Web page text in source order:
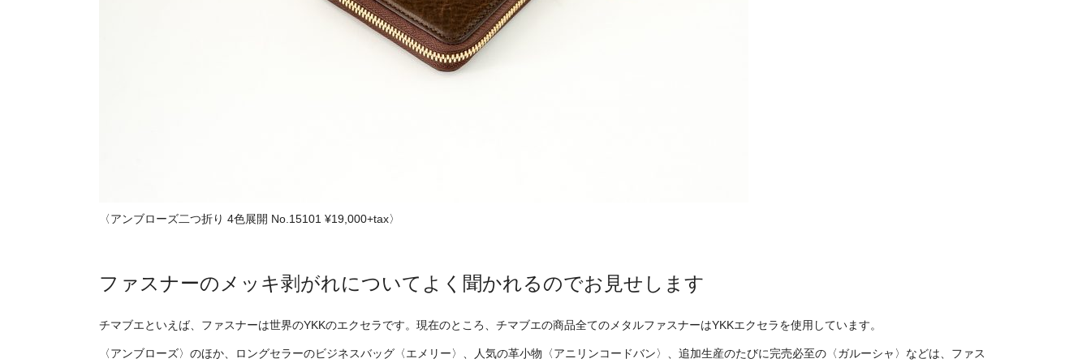
〈アンブローズ二つ折り 4色展開 No.15101 ¥19,000+tax〉
ファスナーのメッキ剥がれについてよく聞かれるのでお見せします
チマブエといえば、ファスナーは世界のYKKのエクセラです。現在のところ、チマブエの商品全てのメタルファスナーはYKKエクセラを使用しています。
〈アンブローズ〉のほか、ロングセラーのビジネスバッグ〈エメリー〉、人気の革小物〈アニリンコードバン〉、追加生産のたびに完売必至の〈ガルーシャ〉などは、ファス